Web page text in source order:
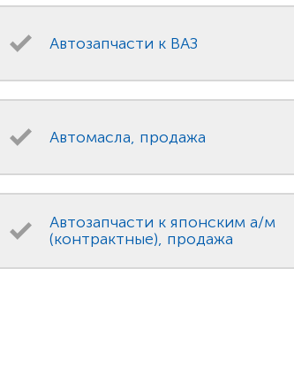
Автозапчасти к ВАЗ
Автомасла, продажа
Автозапчасти к японским а/м
(контрактные), продажа